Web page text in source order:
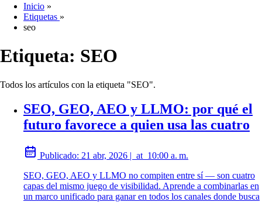
Inicio »
Etiquetas »
seo
Etiqueta: SEO
Todos los artículos con la etiqueta "SEO".
SEO, GEO, AEO y LLMO: por qué el
futuro favorece a quien usa las cuatro
Publicado: 21 abr, 2026 | at 10:00 a. m.
SEO, GEO, AEO y LLMO no compiten entre sí — son cuatro
capas del mismo juego de visibilidad. Aprende a combinarlas en
un marco unificado para ganar en todos los canales donde busca